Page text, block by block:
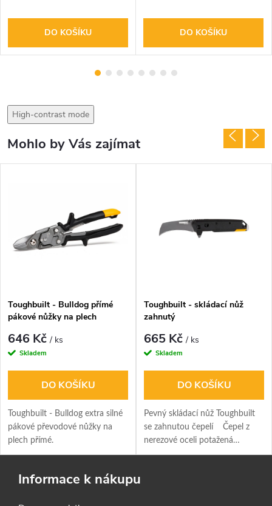
DO KOŠÍKU DO KOŠÍKU
High-contrast mode
Mohlo by Vás zajímat
Toughbuilt - Bulldog přímé
pákové nůžky na plech
646 Kč/ ks
Skladem
DO KOŠÍKU
Toughbuilt - Bulldog extra silné
pákové převodové nůžky na
plech přímé.
Toughbuilt - skládací nůž
zahnutý
665 Kč/ ks
Skladem
DO KOŠÍKU
Pevný skládací nůž Toughbuilt
se zahnutou čepelí Čepel z
nerezové oceli potažená
titanem je navržena tak, aby
Informace k nákupu